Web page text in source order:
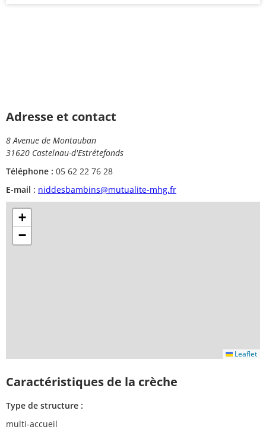
Adresse et contact
8 Avenue de Montauban
31620 Castelnau-d'Estrétefonds
Téléphone : 05 62 22 76 28
E-mail : niddesbambins@mutualite-mhg.fr
+
−
Leaflet
Caractéristiques de la crèche
Type de structure :
multi-accueil